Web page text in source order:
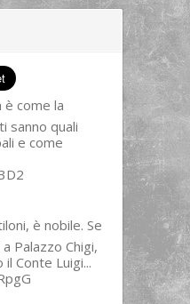
è come la
sanno quali
e come
è nobile. Se
Palazzo Chigi,
Conte Luigi...